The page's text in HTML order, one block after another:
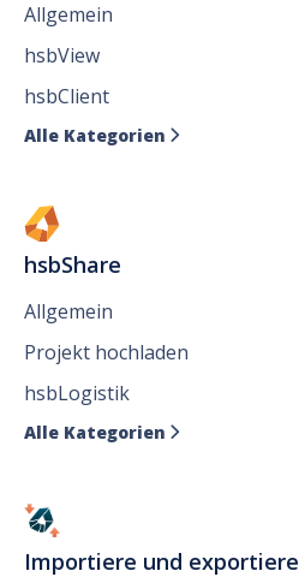
Allgemein
hsbView
hsbClient
Alle Kategorien 
hsbShare
Allgemein
Projekt hochladen
hsbLogistik
Alle Kategorien 
Importiere und exportiere